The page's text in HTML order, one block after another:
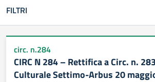
FILTRI
circ. n.284
CIRC N 284 – Rettifica a Circ. n.
Culturale Settimo-Arbus 20